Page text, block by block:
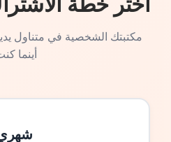
مكتبتك الشخصية في متناول
أينما